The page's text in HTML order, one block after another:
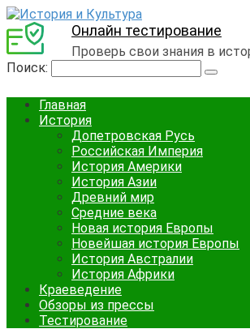
Онлайн тестирование
Проверь свои знания в
Поиск:
Главная
История
Допетровская Русь
Российская Империя
История Америки
История Азии
Древний мир
Средние века
Новая история Европы
Новейшая история Европы
История Австралии
История Африки
Краеведение
Обзоры из прессы
Тестирование